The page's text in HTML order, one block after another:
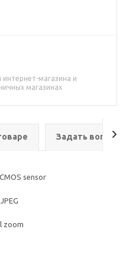
магазина и
магазинах
Задать вопрос
sensor
zoom